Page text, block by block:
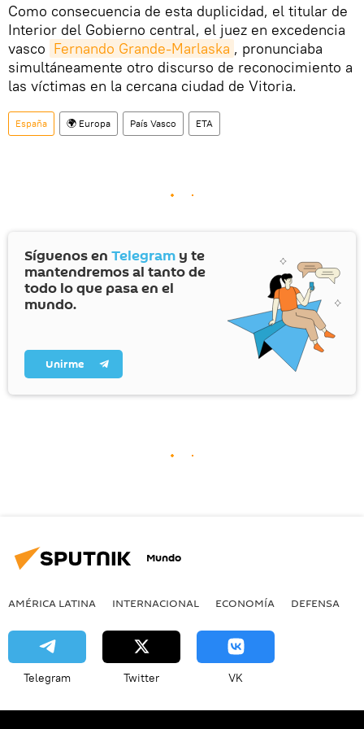
Como consecuencia de esta duplicidad, el titular de
Interior del Gobierno central, el juez en excedencia
vasco Fernando Grande-Marlaska , pronunciaba
simultáneamente otro discurso de reconocimiento a
las víctimas en la cercana ciudad de Vitoria.
España 🌍 Europa País Vasco ETA
Síguenos en Telegram y te
mantendremos al tanto de
todo lo que pasa en el
mundo.
Unirme
Mundo
AMÉRICA LATINA INTERNACIONAL ECONOMÍA DEFENSA
Telegram Twitter VK